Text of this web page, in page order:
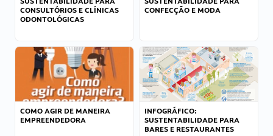
CONSULTÓRIOS E CLÍNICAS
ODONTOLÓGICAS
CONFECÇÃO E MODA
COMO AGIR DE MANEIRA
EMPREENDEDORA
INFOGRÁFICO:
SUSTENTABILIDADE PARA
BARES E RESTAURANTES